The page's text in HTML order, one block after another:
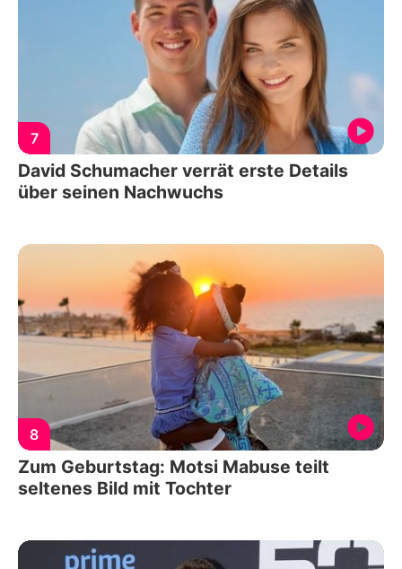
7
David Schumacher verrät erste Details
über seinen Nachwuchs
8
Zum Geburtstag: Motsi Mabuse teilt
seltenes Bild mit Tochter